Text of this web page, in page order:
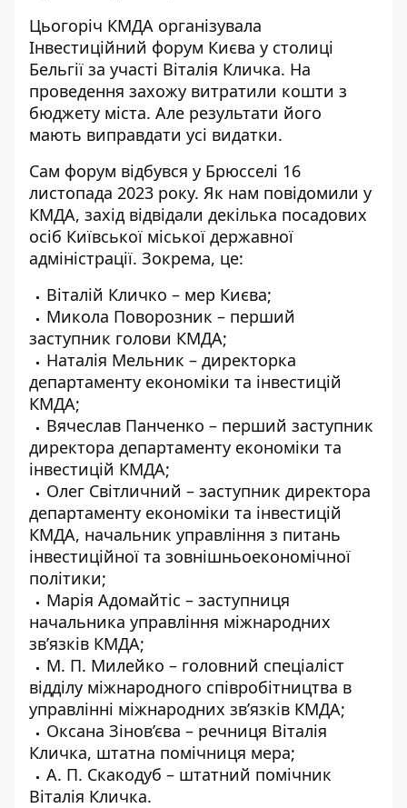
Цьогоріч КМДА організувала
Інвестиційний форум Києва у столиці
Бельгії за участі Віталія Кличка. На
проведення захожу витратили кошти з
бюджету міста. Але результати його
мають виправдати усі видатки.
Сам форум відбувся у Брюсселі 16
листопада 2023 року. Як нам повідомили у
КМДА, захід відвідали декілька посадових
осіб Київської міської державної
адміністрації. Зокрема, це:
Віталій Кличко – мер Києва;
Микола Поворозник – перший
заступник голови КМДА;
Наталія Мельник – директорка
департаменту економіки та інвестицій
КМДА;
Вячеслав Панченко – перший заступник
директора департаменту економіки та
інвестицій КМДА;
Олег Світличний – заступник директора
департаменту економіки та інвестицій
КМДА, начальник управління з питань
інвестиційної та зовнішньоекономічної
політики;
Марія Адомайтіс – заступниця
начальника управління міжнародних
зв’язків КМДА;
М. П. Милейко – головний спеціаліст
відділу міжнародного співробітництва в
управлінні міжнародних зв’язків КМДА;
Оксана Зінов’єва – речниця Віталія
Кличка, штатна помічниця мера;
А. П. Скакодуб – штатний помічник
Віталія Кличка.